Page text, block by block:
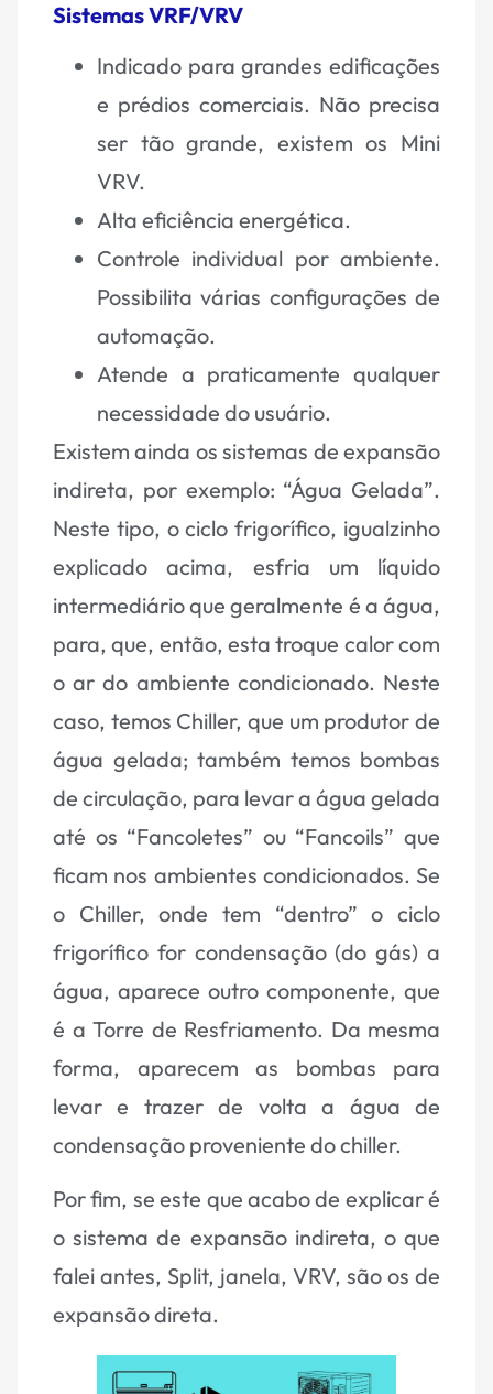
Sistemas VRF/VRV
Indicado para grandes edificações
e prédios comerciais. Não precisa
ser tão grande, existem os Mini
VRV.
Alta eficiência energética.
Controle individual por ambiente.
Possibilita várias configurações de
automação.
Atende a praticamente qualquer
necessidade do usuário.
Existem ainda os sistemas de expansão
indireta, por exemplo: “Água Gelada”.
Neste tipo, o ciclo frigorífico, igualzinho
explicado acima, esfria um líquido
intermediário que geralmente é a água,
para, que, então, esta troque calor com
o ar do ambiente condicionado. Neste
caso, temos Chiller, que um produtor de
água gelada; também temos bombas
de circulação, para levar a água gelada
até os “Fancoletes” ou “Fancoils” que
ficam nos ambientes condicionados. Se
o Chiller, onde tem “dentro” o ciclo
frigorífico for condensação (do gás) a
água, aparece outro componente, que
é a Torre de Resfriamento. Da mesma
forma, aparecem as bombas para
levar e trazer de volta a água de
condensação proveniente do chiller.
Por fim, se este que acabo de explicar é
o sistema de expansão indireta, o que
falei antes, Split, janela, VRV, são os de
expansão direta.